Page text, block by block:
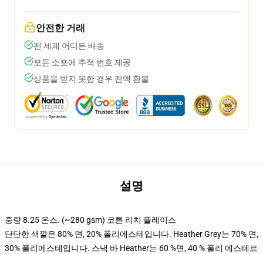
안전한 거래
전 세계 어디든 배송
모든 소포에 추적 번호 제공
상품을 받지 못한 경우 전액 환불
설명
중량 8.25 온스. (~280 gsm) 코튼 리치 플레이스
단단한 색깔은 80% 면, 20% 폴리에스테입니다. Heather Grey는 70% 면,
30% 폴리에스테입니다. 스낵 바 Heather는 60 %면, 40 % 폴리 에스테르